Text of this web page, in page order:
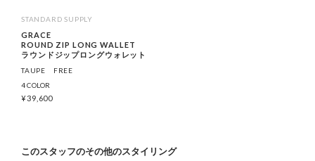
STANDARD SUPPLY
GRACE
ROUND ZIP LONG WALLET
ラウンドジップロングウォレット
TAUPE
FREE
4 COLOR
¥39,600
このスタッフのその他のスタイリング